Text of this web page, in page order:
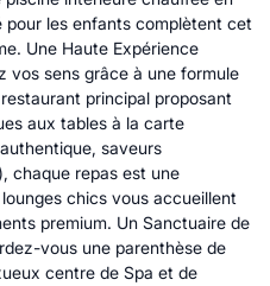
pour les enfants complètent cet
Une Haute Expérience
vos sens grâce à une formule
principal proposant
aux tables à la carte
saveurs
chaque repas est une
chics vous accueillent
premium. Un Sanctuaire de
vous une parenthèse de
centre de Spa et de